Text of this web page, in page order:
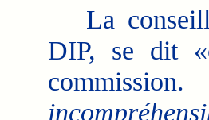
La
DIP, se dit